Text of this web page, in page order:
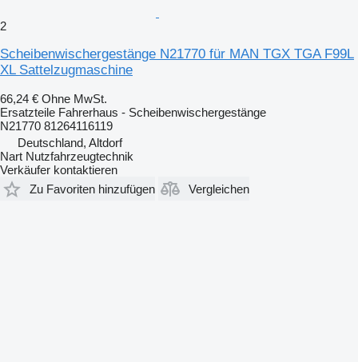
2
Scheibenwischergestänge N21770 für MAN TGX TGA F99L
XL Sattelzugmaschine
66,24 € Ohne MwSt.
Ersatzteile Fahrerhaus - Scheibenwischergestänge
N21770 81264116119
Deutschland, Altdorf
Nart Nutzfahrzeugtechnik
Verkäufer kontaktieren
Zu Favoriten hinzufügen
Vergleichen